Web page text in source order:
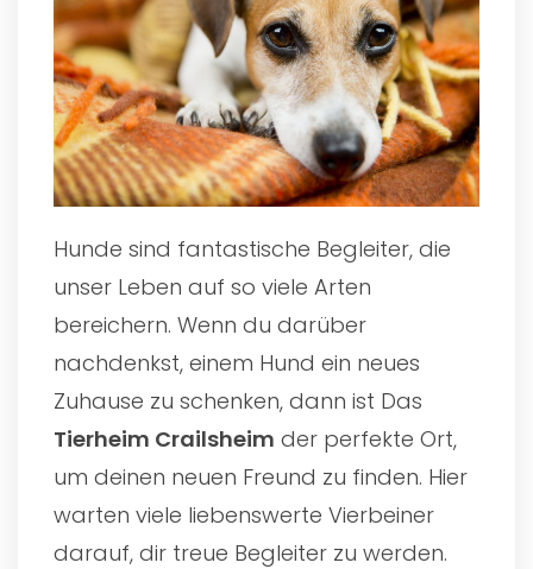
Hunde sind fantastische Begleiter, die
unser Leben auf so viele Arten
bereichern. Wenn du darüber
nachdenkst, einem Hund ein neues
Zuhause zu schenken, dann ist Das
Tierheim Crailsheim der perfekte Ort,
um deinen neuen Freund zu finden. Hier
warten viele liebenswerte Vierbeiner
darauf, dir treue Begleiter zu werden.